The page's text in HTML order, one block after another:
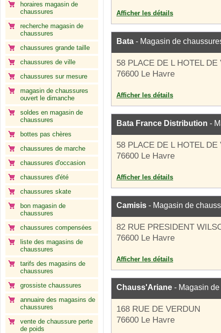
horaires magasin de
chaussures
recherche magasin de
chaussures
chaussures grande taille
chaussures de ville
chaussures sur mesure
magasin de chaussures
ouvert le dimanche
soldes en magasin de
chaussures
bottes pas chères
chaussures de marche
chaussures d'occasion
chaussures d'été
chaussures skate
bon magasin de
chaussures
chaussures compensées
liste des magasins de
chaussures
tarifs des magasins de
chaussures
grossiste chaussures
annuaire des magasins de
chaussures
vente de chaussure perte
de poids
Afficher les détails
Bata - Magasin de
58 PLACE DE L HOTEL DE
76600 Le Havre
Afficher les détails
Bata France Distribution -
58 PLACE DE L HOTEL DE
76600 Le Havre
Afficher les détails
Camisis - Magasin de
82 RUE PRESIDENT
76600 Le Havre
Afficher les détails
Chauss'Ariane - Magasin
168 RUE DE VERDUN
76600 Le Havre